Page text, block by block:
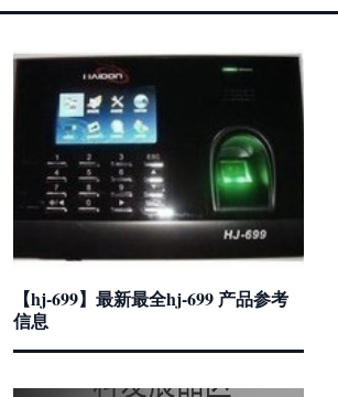
【hj-699】最新最全hj-699 产品参考
信息